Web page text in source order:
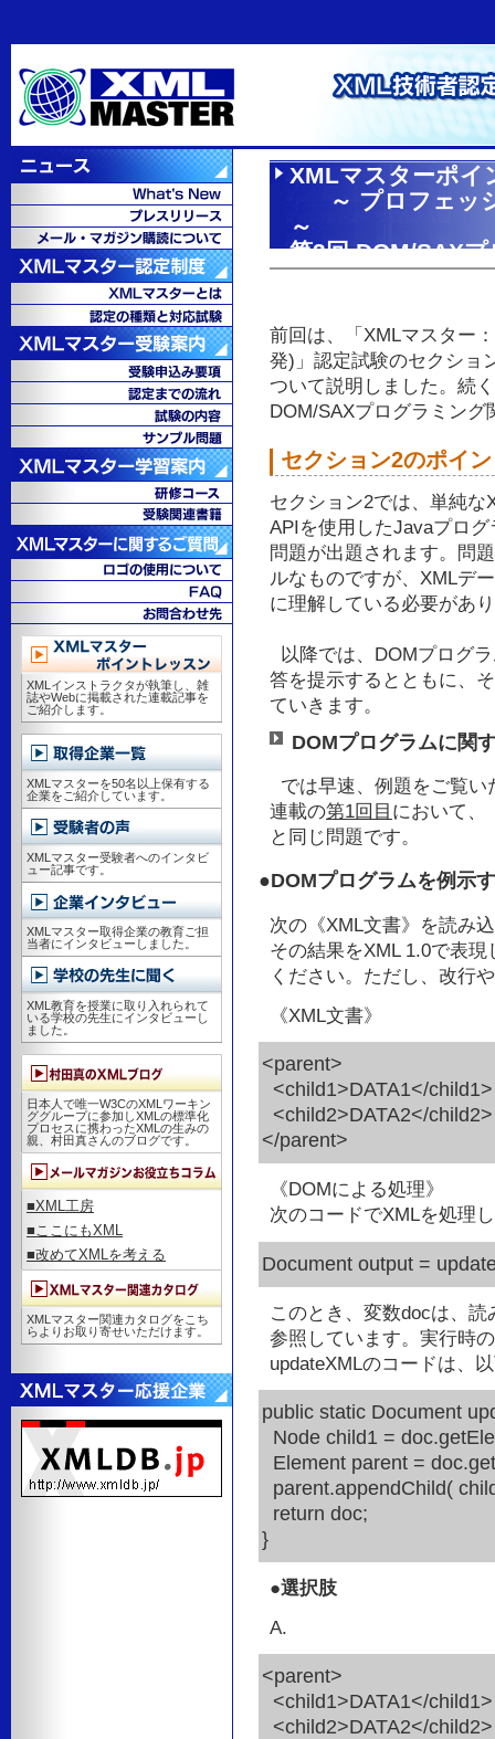
XMLマスターポイ
～ プロフェッ
～
第3回 DOM/SAX
前回は、「XMLマスター
発)」認定試験のセクショ
ついて説明しました。続
DOM/SAXプログラミン
セクション2のポイ
セクション2では、単純な
APIを使用したJavaプロ
問題が出題されます。問
ルなものですが、XMLデ
に理解している必要があ
以降では、DOMプログ
答を提示するとともに、
ていきます。
DOMプログラムに関
では早速、例題をご覧
連載の第1回目 において、
と同じ問題です。
●DOMプログラムを例示
次の《XML文書》を読み
その結果をXML 1.0で表
ください。ただし、改行
《XML文書》
<parent>
<child1>DATA1</child1>
<child2>DATA2</child2>
</parent>
《DOMによる処理》
次のコードでXMLを処理
Document output =
このとき、変数docは、
参照しています。実行時
updateXMLのコードは、
public static Document
Node child1 =
Element parent =
parent.appendChild(
return doc;
}
●選択肢
A.
<parent>
<child1>DATA1</child1>
<child2>DATA2</child2>
XMLインストラクタが執筆し、雑
誌やWebに掲載された連載記事を
ご紹介します。
XMLマスターを50名以上保有する
企業をご紹介しています。
XMLマスター受験者へのインタビ
ュー記事です。
XMLマスター取得企業の教育ご担
当者にインタビューしました。
XML教育を授業に取り入れられて
いる学校の先生にインタビューし
ました。
日本人で唯一W3CのXMLワーキン
ググループに参加しXMLの標準化
プロセスに携わったXMLの生みの
親、村田真さんのブログです。
■XML工房
■ここにもXML
■改めてXMLを考える
XMLマスター関連カタログをこち
らよりお取り寄せいただけます。